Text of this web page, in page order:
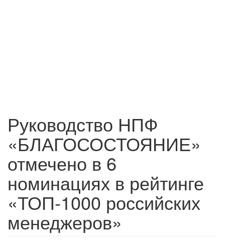
Руководство НПФ
«БЛАГОСОСТОЯНИЕ»
отмечено в 6
номинациях в рейтинге
«ТОП-1000 российских
менеджеров»